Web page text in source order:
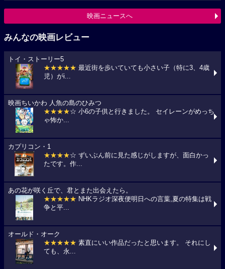
映画ニュースへ
みんなの映画レビュー
トイ・ストーリー5
★★★★★ 最近街を歩いていても小さい子（特に3、4歳
児）がi...
映画ちいかわ 人魚の島のひみつ
★★★★☆ 小6の子供と行きました。 セイレーンがめっち
ゃ怖か...
カプリコン・1
★★★★☆ ずいぶん前に見た感じがしますが、面白かっ
たです。作...
あの花が咲く丘で、君とまた出会えたら。
★★★★★ NHKラジオ深夜便明日への言葉,夏の特集は戦
争と平...
オールド・オーク
★★★★★ 素直にいい作品だったと思います。 それにし
ても、永...